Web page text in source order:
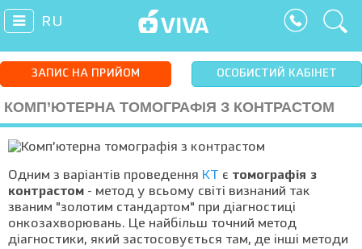
RU
ЗАПИС НА ПРИЙОМ ОСОБИСТИЙ КАБІНЕТ
КОМП’ЮТЕРНА ТОМОГРАФІЯ З КОНТРАСТОМ
Одним з варіантів проведення КТ є томографія з
контрастом - метод у всьому світі визнаний так
званим "золотим стандартом" при діагностиці
онкозахворювань. Це найбільш точний метод
діагностики, який застосовується там, де інші методи